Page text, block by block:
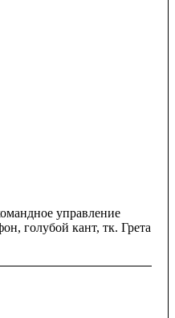
управление
голубой кант, тк. Грета